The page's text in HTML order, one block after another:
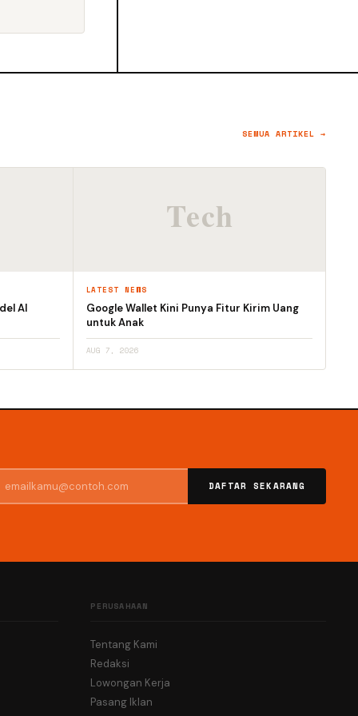
SEMUA ARTIKEL →
AI
LATEST NEWS
Google Wallet Kini Punya Fitur Kirim Uang
untuk Anak
AUG 7, 2026
DAFTAR SEKARANG
PERUSAHAAN
Tentang Kami
Redaksi
Lowongan Kerja
Pasang Iklan